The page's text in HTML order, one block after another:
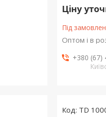
Ціну
Під
Оптом і в
+380 (67)
TD